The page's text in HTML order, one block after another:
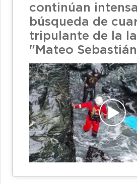
continúan intensa
búsqueda de
tripulante de la
"Mateo